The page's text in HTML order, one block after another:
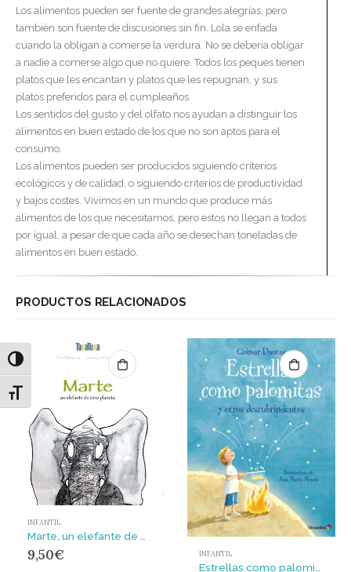
Alternar alto contraste
Alternar tamaño de letra
Los alimentos pueden ser fuente de grandes alegrías, pero
también son fuente de discusiones sin fin. Lola se enfada
cuando la obligan a comerse la verdura. No se debería obligar
a nadie a comerse algo que no quiere. Todos los peques tienen
platos que les encantan y platos que les repugnan, y sus
platos preferidos para el cumpleaños
Los sentidos del gusto y del olfato nos ayudan a distinguir los
alimentos en buen estado de los que no son aptos para el
consumo.
Los alimentos pueden ser producidos siguiendo criterios
ecológicos y de calidad, o siguiendo criterios de productividad
y bajos costes. Vivimos en un mundo que produce más
alimentos de los que necesitamos, pero estos no llegan a todos
por igual, a pesar de que cada año se desechan toneladas de
alimentos en buen estado.
PRODUCTOS RELACIONADOS
INFANTIL
9,50€ INFANTIL